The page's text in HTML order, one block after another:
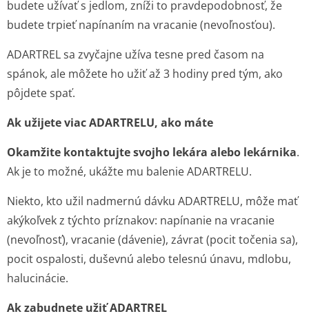
budete užívať s jedlom, zníži to pravdepodobnosť, že
budete trpieť napínaním na vracanie (nevoľnosťou).
ADARTREL sa zvyčajne užíva tesne pred časom na
spánok, ale môžete ho užiť až 3 hodiny pred tým, ako
pôjdete spať.
Ak užijete viac ADARTRELU, ako máte
Okamžite kontaktujte svojho lekára alebo lekárnika.
Ak je to možné, ukážte mu balenie ADARTRELU.
Niekto, kto užil nadmernú dávku ADARTRELU, môže mať
akýkoľvek z týchto príznakov: napínanie na vracanie
(nevoľnosť), vracanie (dávenie), závrat (pocit točenia sa),
pocit ospalosti, duševnú alebo telesnú únavu, mdlobu,
halucinácie.
Ak zabudnete užiť ADARTREL